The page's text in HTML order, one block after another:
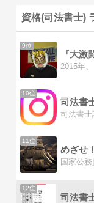
資格(司法書士)
9位
10位
司法書
司法書
11位
12位
司法書